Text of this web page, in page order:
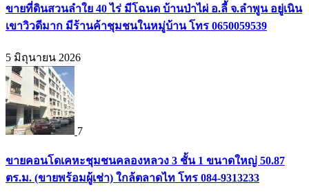
ขายที่ดินสวนลำใย 40 ไร่ มีโฉนด บ้านป่าไผ่ อ.ลี้ จ.ลำพูน อยู่เนิน
เขาวิวดีมาก มีร้านค้าชุมชนในหมู่บ้าน โทร 0650059539
5 มิถุนายน 2026
7
ขายคอนโดเคหะชุมชนคลองหลวง 3 ชั้น 1 ขนาดใหญ่ 50.87
ตร.ม. (ขายพร้อมผู้เช่า) ใกล้ตลาดไท โทร 084-9313233